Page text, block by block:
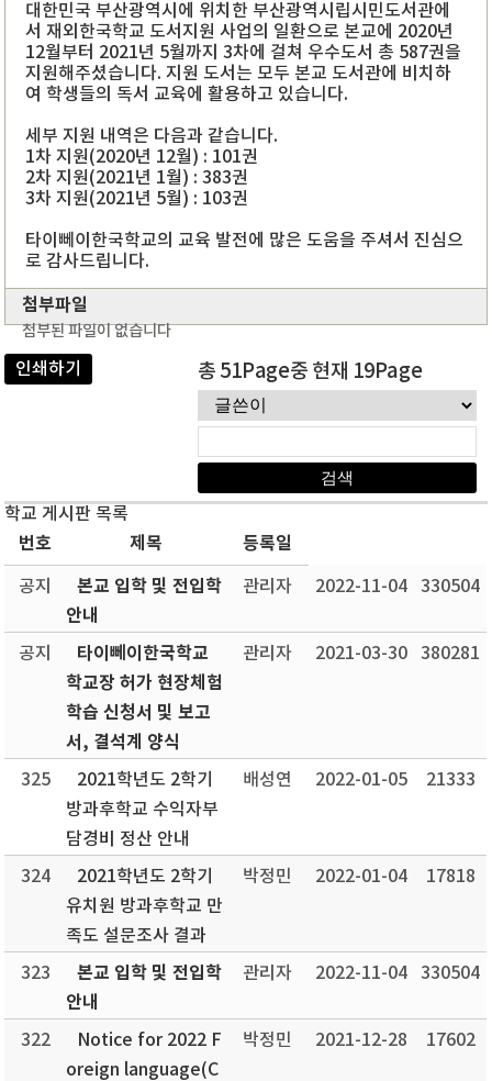
대한민국 부산광역시에 위치한 부산광역시립시민도서관에
서 재외한국학교 도서지원 사업의 일환으로 본교에 2020년
12월부터 2021년 5월까지 3차에 걸쳐 우수도서 총 587권을
지원해주셨습니다. 지원 도서는 모두 본교 도서관에 비치하
여 학생들의 독서 교육에 활용하고 있습니다.
세부 지원 내역은 다음과 같습니다.
1차 지원(2020년 12월) : 101권
2차 지원(2021년 1월) : 383권
3차 지원(2021년 5월) : 103권
타이뻬이한국학교의 교육 발전에 많은 도움을 주셔서 진심으
로 감사드립니다.
첨부파일
첨부된 파일이 없습니다
인쇄하기 총 51Page중 현재 19Page
학교 게시판 목록
번호 제목 등록일
공지
본교 입학 및 전입학
안내
관리자 2022-11-04 330504
공지
타이뻬이한국학교
학교장 허가 현장체험
학습 신청서 및 보고
서, 결석계 양식
관리자 2021-03-30 380281
325
2021학년도 2학기
방과후학교 수익자부
담경비 정산 안내
배성연 2022-01-05 21333
324
2021학년도 2학기
유치원 방과후학교 만
족도 설문조사 결과
박정민 2022-01-04 17818
323
본교 입학 및 전입학
안내
관리자 2022-11-04 330504
322
Notice for 2022 F
oreign language(C
박정민 2021-12-28 17602